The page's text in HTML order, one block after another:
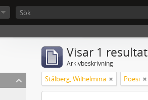
Visar 1 resultat
Arkivbeskrivning
Stålberg, Wilhelmina Poesi